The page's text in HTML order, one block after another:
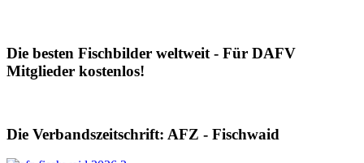
Die besten Fischbilder weltweit - Für DAFV
Mitglieder kostenlos!
Die Verbandszeitschrift: AFZ - Fischwaid